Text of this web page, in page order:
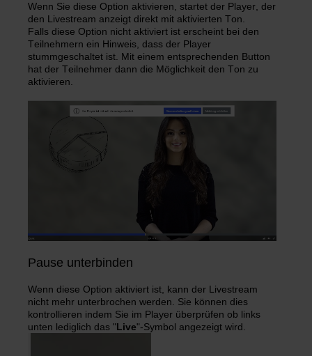
Wenn Sie diese Option aktivieren, startet der Player, der
den Livestream anzeigt direkt mit aktivierten Ton.
Falls diese Option nicht aktiviert ist erscheint bei den
Teilnehmern ein Hinweis, dass der Player
stummgeschaltet ist. Mit einem entsprechenden Button
hat der Teilnehmer dann die Möglichkeit den Ton zu
aktivieren.
Pause unterbinden
Wenn diese Option aktiviert ist, kann der Livestream
nicht mehr unterbrochen werden. Sie können dies
kontrollieren indem Sie im Player überprüfen ob links
unten lediglich das "Live"-Symbol angezeigt wird.